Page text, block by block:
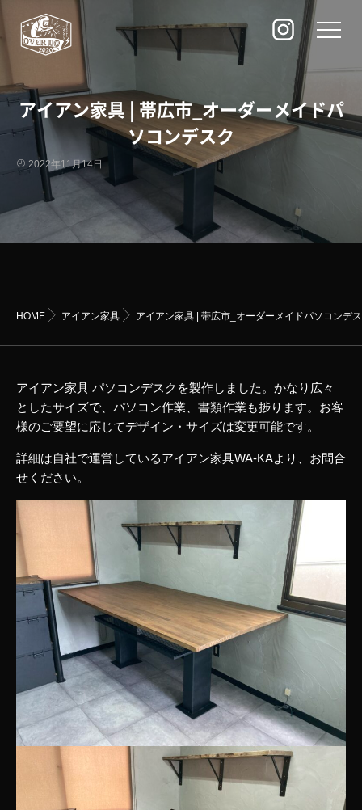
アイアン家具 | 帯広市_オーダーメイドパ
ソコンデスク
2022年11月14日
HOME アイアン家具 アイアン家具 | 帯広市_オーダーメイドパソコンデ
アイアン家具 パソコンデスクを製作しました。かなり広々
としたサイズで、パソコン作業、書類作業も捗ります。お客
様のご要望に応じてデザイン・サイズは変更可能です。
詳細は自社で運営しているアイアン家具WA-KAより、お問合
せください。